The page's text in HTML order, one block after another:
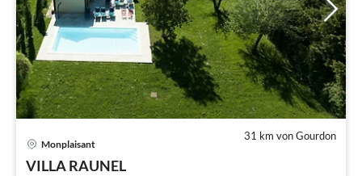
31 km von Gourdon
Monplaisant
VILLA RAUNEL